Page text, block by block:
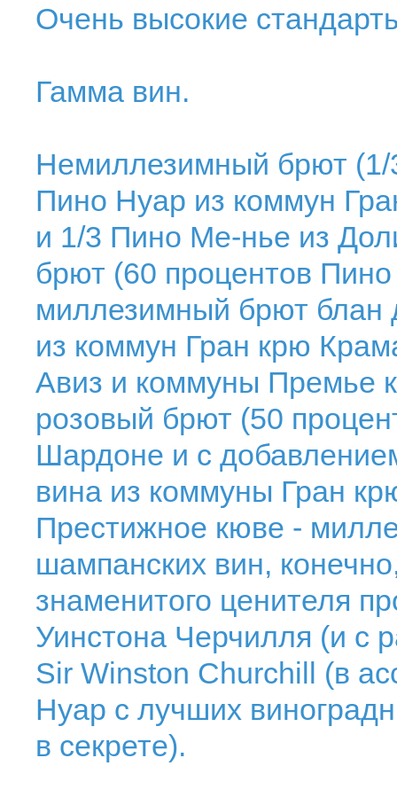
Очень высокие
Гамма вин.
Немиллезимный брют
Пино Нуар из коммун
и 1/3 Пино Ме-нье из
брют (60 процентов
миллезимный брют
из коммун Гран крю
Авиз и коммуны Премье
розовый брют (50
Шардоне и с
вина из коммуны Гран
Престижное кюве -
шампанских вин,
знаменитого ценителя
Уинстона Черчилля (и с
Sir Winston Churchill (в
Нуар с лучших
в секрете).